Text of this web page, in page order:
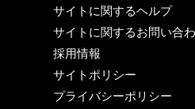
サイトに関するヘルプ
サイトに関するお問い合
採用情報
サイトポリシー
プライバシーポリシー